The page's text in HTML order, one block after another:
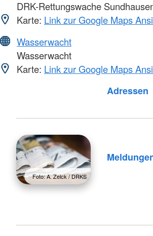
DRK-Rettungswache
Karte: Link zur Google Maps
Wasserwacht
Wasserwacht
Karte: Link zur Google Maps
Adressen
Foto: A. Zelck / DRKS